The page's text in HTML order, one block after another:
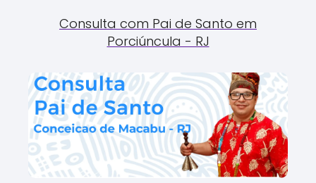
Consulta com Pai de Santo em
Porciúncula - RJ